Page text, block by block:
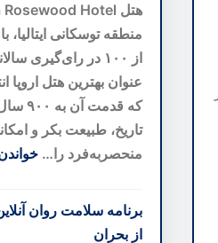
نسخه
خطی
واتیکان
را
کشف
کرد
عنوان بهترین هتل
که
تاریخ، طبیعت بکر و
منحصربه‌فرد را…
Castiglion
del
برنامه سلامت روان
از بحران